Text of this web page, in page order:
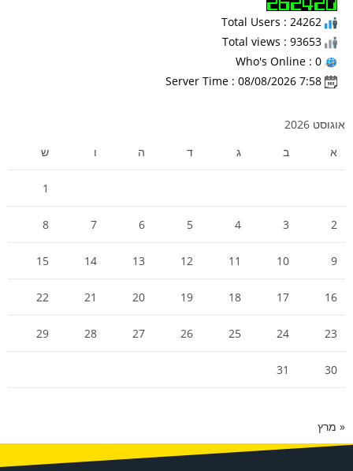
אוגוסט 2026
א
ב ג ד ה ו ש
1
2
3
4
5
6
7
8
9
10
11
12
13
14
15
16
17
18
19
20
21
22
23
24
25
26
27
28
29
30
31
« מרץ